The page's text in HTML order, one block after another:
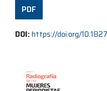
PDF
DOI:https://doi.org/